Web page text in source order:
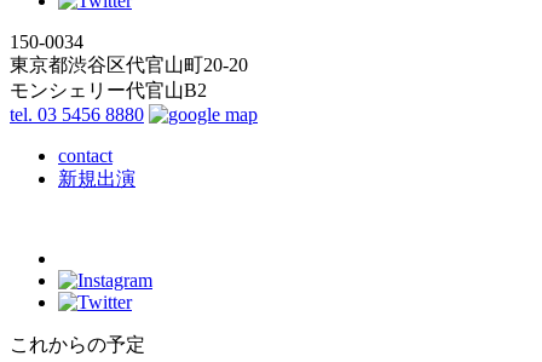
150-0034
東京都渋谷区代官山町20-20
モンシェリー代官山B2
tel. 03 5456 8880
contact
新規出演
これからの予定